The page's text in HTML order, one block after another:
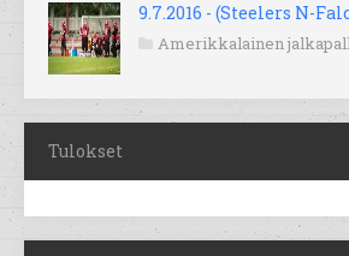
9.7.2016 - (Steelers N-
Amerikkalainen
Tulokset